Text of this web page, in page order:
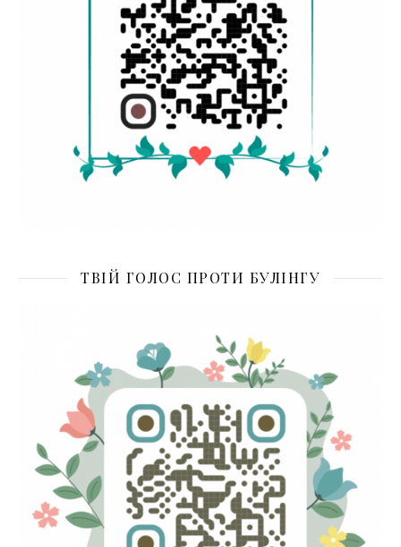
ТВІЙ ГОЛОС ПРОТИ БУЛІНГУ